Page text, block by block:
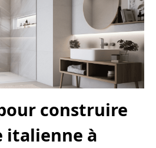
construire
italienne à